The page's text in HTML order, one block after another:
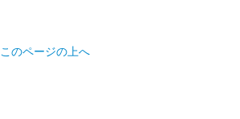
このページの上へ